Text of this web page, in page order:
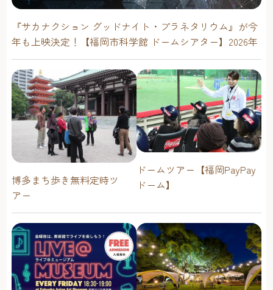
『サカナクション グッドナイト・プラネタリウム』が今
年も上映決定！【福岡市科学館 ドームシアター】2026年
博多まち歩き無料定時ツ
アー
ドームツアー【福岡PayPay
ドーム】